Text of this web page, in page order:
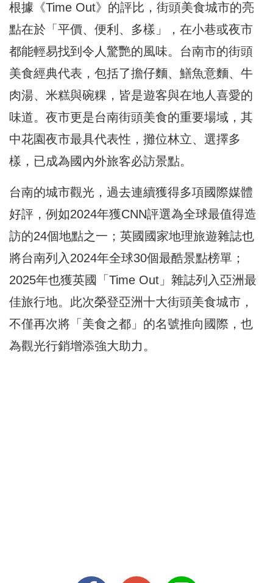
根據《Time Out》的評比，街頭美食城市的亮
點在於「平價、便利、多樣」，在小巷或夜市
都能輕易找到令人驚艷的風味。台南市的街頭
美食經典代表，包括了擔仔麵、鱔魚意麵、牛
肉湯、米糕與碗粿，皆是遊客與在地人喜愛的
味道。夜市更是台南街頭美食的重要場域，其
中花園夜市最具代表性，攤位林立、選擇多
樣，已成為國內外旅客必訪景點。
台南的城市觀光，過去連續獲得多項國際媒體
好評，例如2024年獲CNN評選為全球最值得造
訪的24個地點之一；英國國家地理旅遊雜誌也
將台南列入2024年全球30個最酷景點榜單；
2025年也獲英國「Time Out」雜誌列入亞洲最
佳旅行地。此次榮登亞洲十大街頭美食城市，
不僅再次將「美食之都」的名號推向國際，也
為觀光行銷增添強大助力。